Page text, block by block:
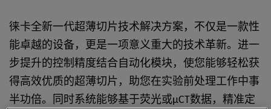
徕卡全新一代超薄切片技术解决方案，不仅是一款性
能卓越的设备，更是一项意义重大的技术革新。进一
步提升的控制精度结合自动化模块，使您能够轻松获
得高效优质的超薄切片，助您在实验前处理工作中事
半功倍。同时系统能够基于荧光或μCT数据，精准定